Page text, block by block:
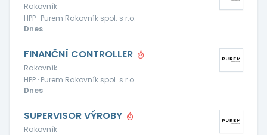
Rakovník
HPP · Purem Rakovník spol. s r.o.
Dnes
FINANČNÍ CONTROLLER
Rakovník
HPP · Purem Rakovník spol. s r.o.
Dnes
SUPERVISOR VÝROBY
Rakovník